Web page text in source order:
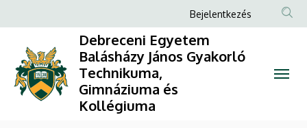
DKV-
nál
a
Anonim
Felhasználói
fiók
Bejelentkezés
Debreceni Egyetem
Balásházy János Gyakorló
Technikuma,
Gimnáziuma és
Kollégiuma